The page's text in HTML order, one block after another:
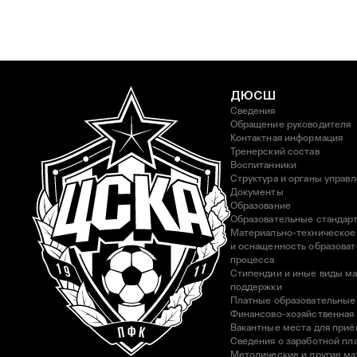
ДЮСШ
Сведения
Обращение руководителя
Контактная информация
Тренерский состав
Воспитанники
Структура и органы
Документы
Образование
Образовательные
Материально-
и оснащенность
процесса
Стипендии и иные виды
поддержки
Платные образовательные
Финансово-хозяйственная
Вакантные места для
Сведения о заработной
Методические и другие